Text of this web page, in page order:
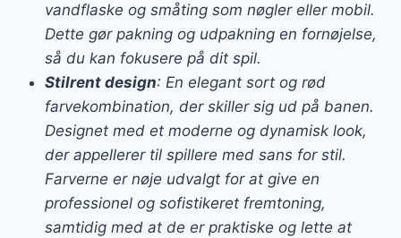
vandflaske og småting som nøgler eller mobil.
Dette gør pakning og udpakning en fornøjelse,
så du kan fokusere på dit spil.
Stilrent design: En elegant sort og rød
farvekombination, der skiller sig ud på banen.
Designet med et moderne og dynamisk look,
der appellerer til spillere med sans for stil.
Farverne er nøje udvalgt for at give en
professionel og sofistikeret fremtoning,
samtidig med at de er praktiske og lette at